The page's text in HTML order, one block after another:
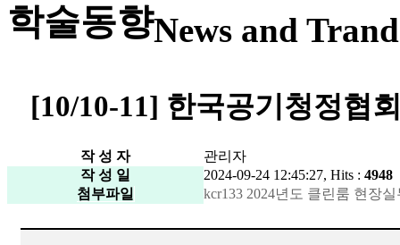
학술동향News and
[10/10-11] 한국공기청정협
작 성 자
관리자
작 성 일
2024-09-24 12:45:27, Hits : 4948
첨부파일
kcr133 2024년도 클린룸 현장